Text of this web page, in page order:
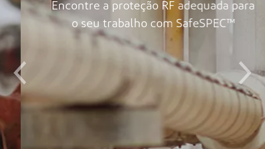
Encontre a proteção RF adequada para
o seu trabalho com SafeSPEC™
Previous Next